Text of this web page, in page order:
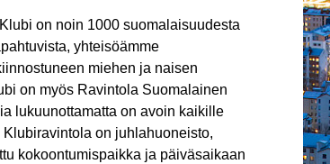
on noin 1000 suomalaisuudesta
yhteisöämme
miehen ja naisen
on myös Ravintola Suomalainen
lukuunottamatta on avoin kaikille
on juhlahuoneisto,
kokoontumispaikka ja päiväsaikaan